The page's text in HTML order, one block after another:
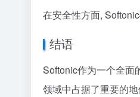
在安全性方面,
结语
Softonic作为一个全面
领域中占据了重要的地